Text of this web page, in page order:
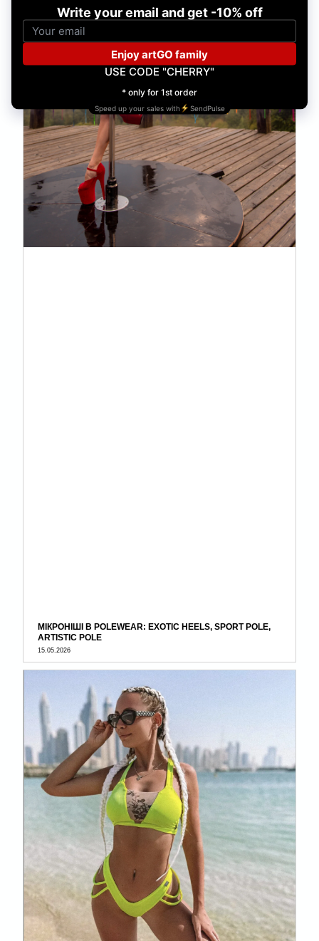
МІКРОНІШІ В POLEWEAR: EXOTIC HEELS, SPORT POLE,
ARTISTIC POLE
15.05.2026